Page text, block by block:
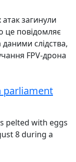
загинули
це повідомляє
слідства,
FPV-дрона
parliament
pelted with eggs
8 during a